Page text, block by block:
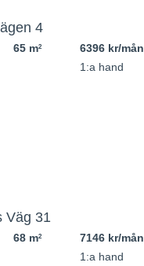
4
65 m2
6396 kr/mån
1:a hand
Väg 31
68 m2
7146 kr/mån
1:a hand